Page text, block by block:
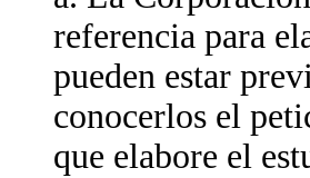
referencia para
pueden estar
conocerlos el
que elabore el